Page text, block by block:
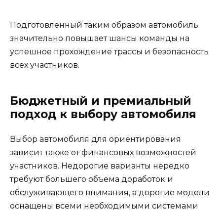
Подготовленный таким образом автомобиль
значительно повышает шансы команды на
успешное прохождение трассы и безопасность
всех участников.
Бюджетный и премиальный
подход к выбору автомобиля
Выбор автомобиля для ориентирования
зависит также от финансовых возможностей
участников. Недорогие варианты нередко
требуют большего объема доработок и
обслуживающего внимания, а дорогие модели
оснащены всеми необходимыми системами